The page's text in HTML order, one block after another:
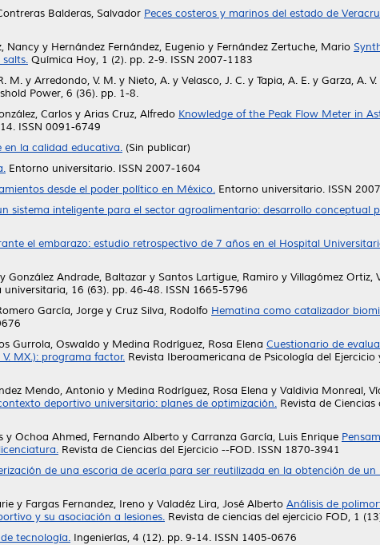
Balderas, Salvador Peces costeros y marinos del estado de
Nancy y Hernández Fernández, Eugenio y Fernández Zertuche, Mario
Química Hoy, 1 (2). pp. 2-9. ISSN 2007-1183
M. y Arredondo, V. M. y Nieto, A. y Velasco, J. C. y Tapia, A. E. y Garza, A. V.
Power, 6 (36). pp. 1-8.
Carlos y Arias Cruz, Alfredo Knowledge of the Peak Flow Meter in
ISSN 0091-6749
en la calidad educativa. (Sin publicar)
Entorno universitario. ISSN 2007-1604
desde el poder político en México. Entorno universitario. ISSN
sistema inteligente para el sector agroalimentario: desarrollo conceptual
el embarazo: estudio retrospectivo de 7 años en el Hospital
y González Andrade, Baltazar y Santos Lartigue, Ramiro y Villagómez Ortiz,
universitaria, 16 (63). pp. 46-48. ISSN 1665-5796
García, Jorge y Cruz Silva, Rodolfo Hematina como catalizador
Gurrola, Oswaldo y Medina Rodríguez, Rosa Elena Cuestionario de
MX.): programa factor. Revista Iberoamericana de Psicología del
Mendo, Antonio y Medina Rodríguez, Rosa Elena y Valdivia Monreal,
deportivo universitario: planes de optimización. Revista de
y Ochoa Ahmed, Fernando Alberto y Carranza García, Luis Enrique
Revista de Ciencias del Ejercicio --FOD. ISSN 1870-3941
de una escoria de acería para ser reutilizada en la obtención de
y Fargas Fernandez, Ireno y Valadéz Lira, José Alberto Análisis de
y su asociación a lesiones. Revista de ciencias del ejercicio FOD, 1
tecnología. Ingenierías, 4 (12). pp. 9-14. ISSN 1405-0676